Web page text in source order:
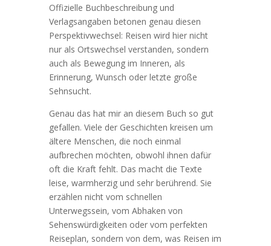
Offizielle Buchbeschreibung und
Verlagsangaben betonen genau diesen
Perspektivwechsel: Reisen wird hier nicht
nur als Ortswechsel verstanden, sondern
auch als Bewegung im Inneren, als
Erinnerung, Wunsch oder letzte große
Sehnsucht.
Genau das hat mir an diesem Buch so gut
gefallen. Viele der Geschichten kreisen um
ältere Menschen, die noch einmal
aufbrechen möchten, obwohl ihnen dafür
oft die Kraft fehlt. Das macht die Texte
leise, warmherzig und sehr berührend. Sie
erzählen nicht vom schnellen
Unterwegssein, vom Abhaken von
Sehenswürdigkeiten oder vom perfekten
Reiseplan, sondern von dem, was Reisen im